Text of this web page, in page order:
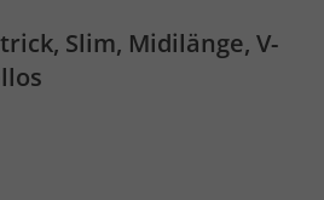
Slim, Midilänge, V-